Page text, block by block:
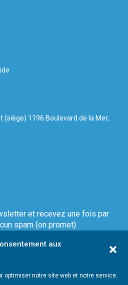
aux
optimiser notre site web et notre service.
(siège) 1196 Boulevard de la Mer,
et recevez une fois par
spam (on promet).